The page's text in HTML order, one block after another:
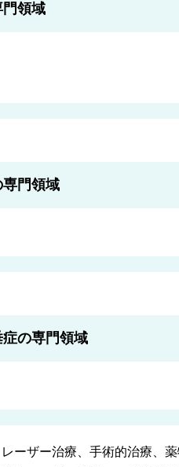
領域
門領域
の専門領域
レーザー治療、手術的治療、